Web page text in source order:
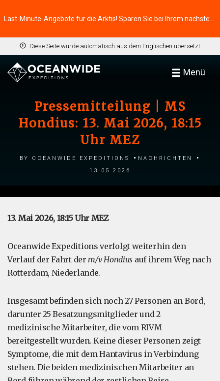
Diese Seite wurde automatisch aus dem Englischen übersetzt
Menü
Pressemitteilung | MS
Hondius: 13. Mai 2026, 18:15
Uhr MEZ
by Oceanwide Expeditions
Nachrichten
13.05.2026
13. Mai 2026, 18:15 Uhr MEZ
Oceanwide Expeditions verfolgt weiterhin den
Verlauf der Fahrt derm/v Hondius auf ihrem Weg nach
Rotterdam, Niederlande.
Insgesamt befinden sich noch 27 Personen an Bord,
darunter 25 Besatzungsmitglieder und 2
medizinische Mitarbeiter, die vom RIVM
bereitgestellt wurden. Keine dieser Personen zeigt
Symptome, die mit dem Hantavirus in Verbindung
stehen. Die beiden medizinischen Mitarbeiter an